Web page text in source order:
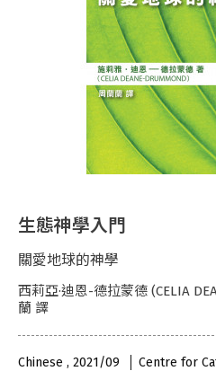
生態神學入門
關愛地球的神學
西莉亞·迪恩-德拉蒙德 (CELIA
蘭 譯
Chinese , 2021/09 Centre for